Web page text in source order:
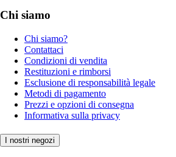
Chi siamo
Chi siamo?
Contattaci
Condizioni di vendita
Restituzioni e rimborsi
Esclusione di responsabilità legale
Metodi di pagamento
Prezzi e opzioni di consegna
Informativa sulla privacy
I nostri negozi